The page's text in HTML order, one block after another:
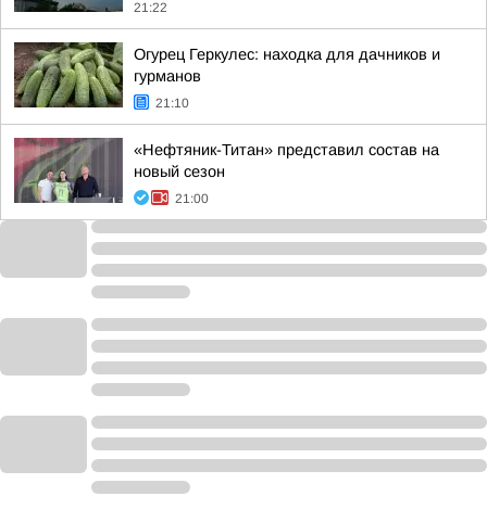
21:22
Огурец Геркулес: находка для дачников и
гурманов
21:10
«Нефтяник-Титан» представил состав на
новый сезон
21:00